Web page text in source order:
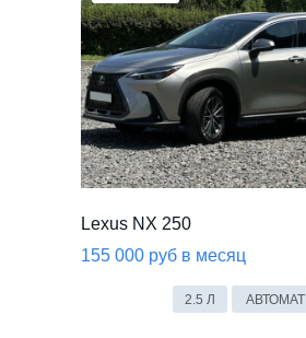
Lexus NX 250
155 000 руб в месяц
2.5 Л АВТОМАТ